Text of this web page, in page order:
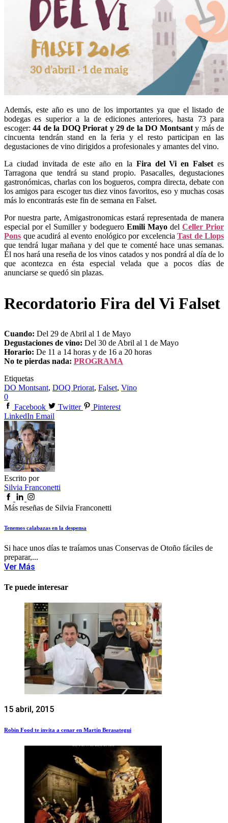
Además, este año es uno de los importantes ya que el listado de
bodegas es superior a la de ediciones anteriores, hasta 73 para
escoger:44 de la DOQ Priorat y 29 de la DO Montsanty más de
cincuenta tendrán stand en la feria y el resto participan en las
degustaciones de vino dirigidos a profesionales y amantes del vino.
La ciudad invitada de este año en la Fira del Vi en Falsetes
Tarragona que tendrá su stand propio. Pasacalles, degustaciones
gastronómicas, charlas con los bogueros, compra directa, debate con
los amigos para escoger tus diez vinos favoritos, eso y muchas cosas
más lo encontrarás este fin de semana en Falset.
Por nuestra parte, Amigastronomicas estará representada de manera
especial por el Sumiller y bodeguero Emili Mayodel Celler Prior
Pons que acudirá al evento enológico por excelencia Tast de Llops
que tendrá lugar mañana y del que te comenté hace unas semanas.
Él nos hará una reseña de los vinos catados y nos pondrá al día de lo
que acontezca en ésta especial velada que a pocos días de
anunciarse se quedó sin plazas.
Recordatorio Fira del Vi Falset
Cuando: Del 29 de Abril al 1 de Mayo
Degustaciones de vino: Del 30 de Abril al 1 de Mayo
Horario: De 11 a 14 horas y de 16 a 20 horas
No te pierdas nada: PROGRAMA
Etiquetas
DO Montsant, DOQ Priorat, Falset, Vino
0
Facebook
Twitter
Pinterest
LinkedIn Email
Escrito por
Silvia Franconetti
Más reseñas de Silvia Franconetti
Tenemos calabazas en la despensa
Si hace unos días te traíamos unas Conservas de Otoño fáciles de
preparar,...
Ver Más
Te puede interesar
15 abril, 2015
Robin Food te invita a cenar en Martín Berasategui